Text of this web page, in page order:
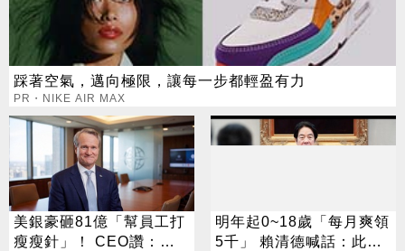
踩著空氣，邁向極限，讓每一步都輕盈有力
PR・NIKE AIR MAX
美銀豪砸81億「幫員工打
瘦瘦針」！ CEO讚：一
明年起0~18歲「每月爽領
5千」 賴清德喊話：此時